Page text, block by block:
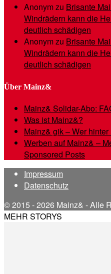
Anonymzu Brisante
Windrädern kann die
deutlich schädigen
Anonymzu Brisante
Windrädern kann die
deutlich schädigen
Über Mainz&
Mainz& Solidar-Abo:
Was ist Mainz&?
Mainz& gik – Wer
Werben auf Mainz& –
Sponsored Posts
Impressum
Datenschutz
© 2015 - 2026 Mainz& - Alle
MEHR STORYS